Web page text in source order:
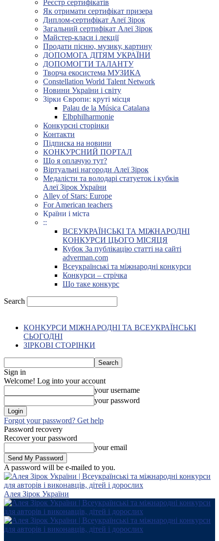
Реєстр сертифікатів
Як отримати сертифікат призера
Диплом-сертифікат Алеї Зірок
Загальний сертифікат Алеї Зірок
Майстер-класи і лекції
Продати пісню, музику, картину
ДОПОМОГА ДІТЯМ УКРАЇНИ
ДОПОМОГТИ ТАЛАНТУ
Творча екосистема МУЗИКА
Constellation World Talent Network
Новини України і світу
Зірки Європи: круті місця
Palau de la Música Catalana
Elbphilharmonie
Конкурсні сторінки
Контакти
Підписка на новини
КОНКУРСНИЙ ПОРТАЛ
Що я оплачую тут?
Віртуальні нагороди Алеї Зірок
Медалісти та володарі статуеток і кубків
Алеї Зірок України
Alley of Stars: Europe
For American teachers
Країни і міста
::
ВСЕУКРАЇНСЬКІ ТА МІЖНАРОДНІ
КОНКУРСИ ЦЬОГО МІСЯЦЯ
Кубок За публікацію статті на сайті
adverman.com
Всеукраїнські та міжнародні конкурси
Конкурси – стрічка
Що таке конкурс
Search
КОНКУРСИ МІЖНАРОДНІ ТА ВСЕУКРАЇНСЬКІ
СЬОГОДНІ
ЗІРКОВІ СТОРІНКИ
Sign in
Welcome! Log into your account
your username
your password
Forgot your password? Get help
Password recovery
Recover your password
your email
A password will be e-mailed to you.
Алея Зірок України